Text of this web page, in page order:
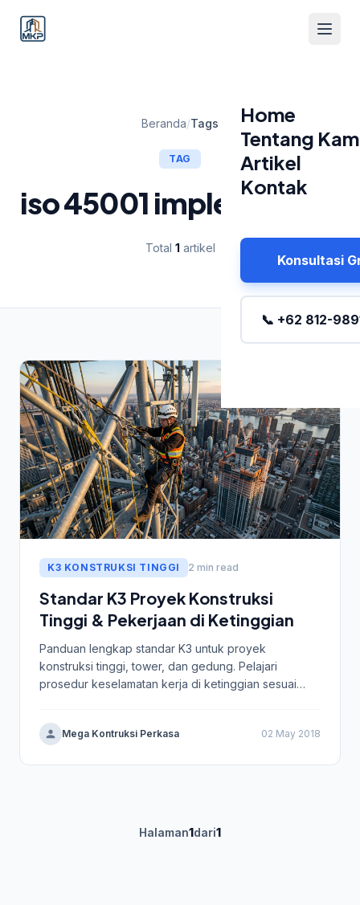
Home
Tentang
Artikel
Kontak
Konsultasi
📞 +62 812-
Beranda/Tags
TAG
iso 45001 implementasi
Total 1 artikel
K3 KONSTRUKSI TINGGI 2 min read
Standar K3 Proyek Konstruksi
Tinggi & Pekerjaan di Ketinggian
Panduan lengkap standar K3 untuk proyek
konstruksi tinggi, tower, dan gedung. Pelajari
prosedur keselamatan kerja di ketinggian sesuai
Mega Kontruksi Perkasa 02 May 2018
Halaman1dari1